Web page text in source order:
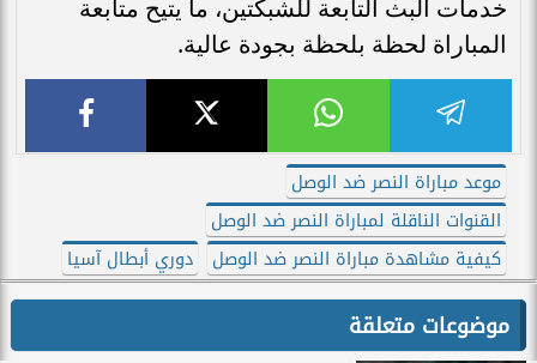
خدمات البث التابعة للشبكتين، ما يتيح متابعة
المباراة لحظة بلحظة بجودة عالية.
موعد مباراة النصر ضد الوصل
القنوات الناقلة لمباراة النصر ضد الوصل
كيفية مشاهدة مباراة النصر ضد الوصل
دوري أبطال آسيا
موضوعات متعلقة